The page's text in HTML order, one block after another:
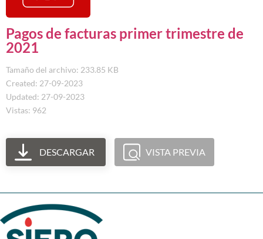
Pagos de facturas primer trimestre de
2021
Tamaño del archivo: 233.85 KB
Created: 27-09-2023
Updated: 27-09-2023
Vistas: 962
DESCARGAR VISTA PREVIA